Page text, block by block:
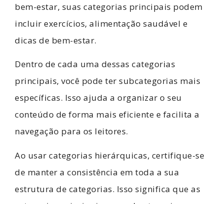
bem-estar, suas categorias principais podem
incluir exercícios, alimentação saudável e
dicas de bem-estar.
Dentro de cada uma dessas categorias
principais, você pode ter subcategorias mais
específicas. Isso ajuda a organizar o seu
conteúdo de forma mais eficiente e facilita a
navegação para os leitores.
Ao usar categorias hierárquicas, certifique-se
de manter a consistência em toda a sua
estrutura de categorias. Isso significa que as